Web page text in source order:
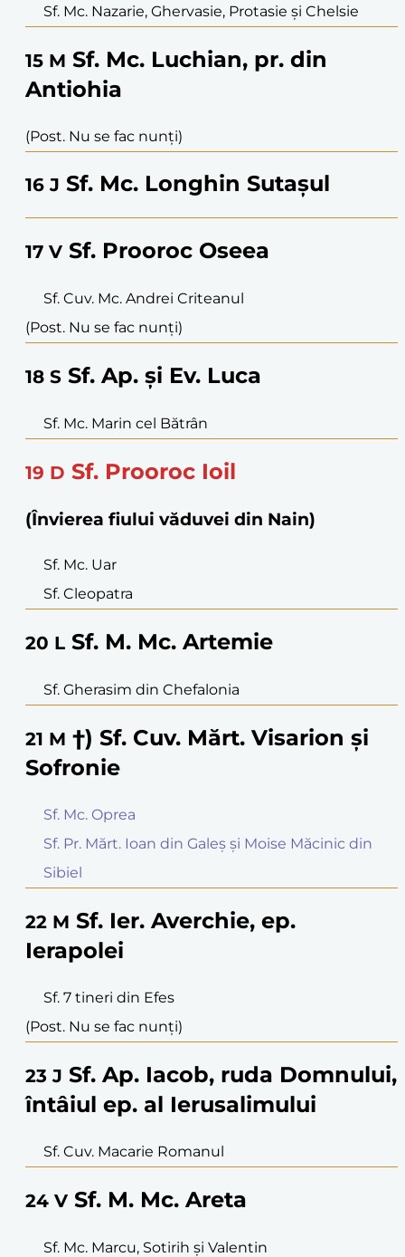
Sf. Mc. Nazarie, Ghervasie, Protasie și Chelsie
15 M Sf. Mc. Luchian, pr. din
Antiohia
(Post. Nu se fac nunți)
16 J Sf. Mc. Longhin Sutașul
17 V Sf. Prooroc Oseea
Sf. Cuv. Mc. Andrei Criteanul
(Post. Nu se fac nunți)
18 S Sf. Ap. și Ev. Luca
Sf. Mc. Marin cel Bătrân
19 D Sf. Prooroc Ioil
(Învierea fiului văduvei din Nain)
Sf. Mc. Uar
Sf. Cleopatra
20 L Sf. M. Mc. Artemie
Sf. Gherasim din Chefalonia
21 M †) Sf. Cuv. Mărt. Visarion și
Sofronie
Sf. Mc. Oprea
Sf. Pr. Mărt. Ioan din Galeș și Moise Măcinic din
Sibiel
22 M Sf. Ier. Averchie, ep.
Ierapolei
Sf. 7 tineri din Efes
(Post. Nu se fac nunți)
23 J Sf. Ap. Iacob, ruda Domnului,
întâiul ep. al Ierusalimului
Sf. Cuv. Macarie Romanul
24 V Sf. M. Mc. Areta
Sf. Mc. Marcu, Sotirih și Valentin